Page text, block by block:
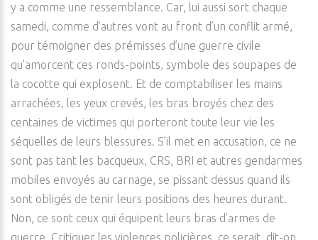
y a comme une ressemblance. Car, lui aussi sort chaque
samedi, comme d’autres vont au front d’un conflit armé,
pour témoigner des prémisses d’une guerre civile
qu’amorcent ces ronds-points, symbole des soupapes de
la cocotte qui explosent. Et de comptabiliser les mains
arrachées, les yeux crevés, les bras broyés chez des
centaines de victimes qui porteront toute leur vie les
séquelles de leurs blessures. S’il met en accusation, ce ne
sont pas tant les bacqueux, CRS, BRI et autres gendarmes
mobiles envoyés au carnage, se pissant dessus quand ils
sont obligés de tenir leurs positions des heures durant.
Non, ce sont ceux qui équipent leurs bras d’armes de
guerre. Critiquer les violences policières, ce serait, dit-on,